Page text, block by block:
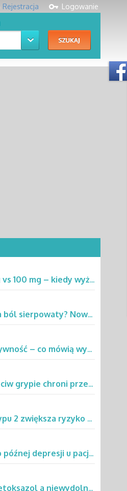
Logowanie
Rejestracja
Buprenorfina 300 mg vs 100 mg – kiedy wyższa dawka ma przewagę? Sprawdź!
Czy miesiączka nasila ból sierpowaty? Nowe dane zmieniają podejście do SCD
Ból kręgosłupa a aktywność – co mówią wyniki rocznej obserwacji?
Czy szczepienie przeciw grypie chroni przed chorobą Parkinsona?
Dlaczego cukrzyca typu 2 zwiększa ryzyko gruźlicy? Poznaj mechanizmy
Jak rozpoznać ryzyko późnej depresji u pacjentów po leczeniu raka?
Trimetoprim-sulfametoksazol a niewydolność oddechowa – co mówią dane?